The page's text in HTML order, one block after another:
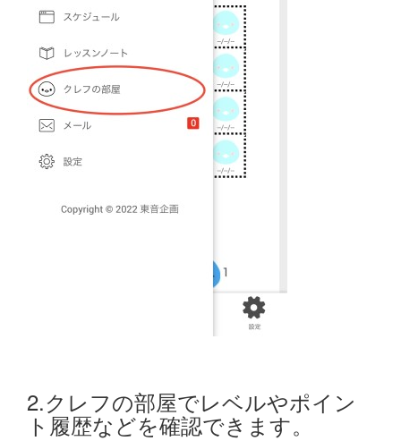
2.クレフの部屋でレベルやポイン
ト履歴などを確認できます。